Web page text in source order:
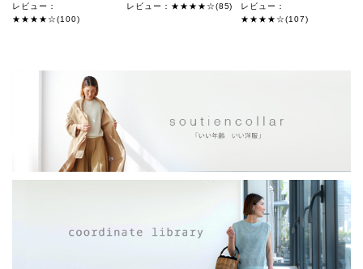
レビュー：
★★★★☆(100)
レビュー：★★★★☆(85)
レビュー：
★★★★☆(107)